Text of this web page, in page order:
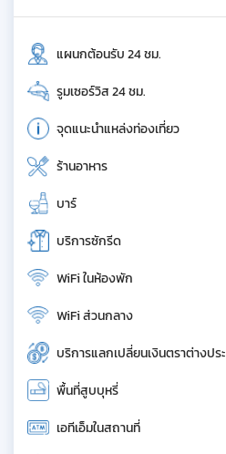
แผนกต้อนรับ 24 ชม.
รูมเซอร์วิส 24 ชม.
จุดแนะนำแหล่งท่องเที่ยว
ร้านอาหาร
บาร์
บริการซักรีด
WiFi ในห้องพัก
WiFi ส่วนกลาง
บริการแลกเปลี่ยนเงินตราต่างปร
พื้นที่สูบบุหรี่
เอทีเอ็มในสถานที่